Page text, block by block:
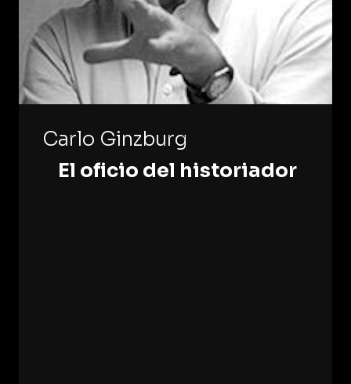
Carlo Ginzburg
El oficio del historiador